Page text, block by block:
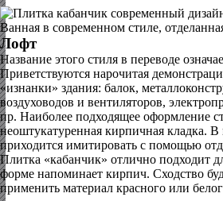
Ванная в современном стиле,
Лофт
Название этого стиля в переводе
Приветствуются нарочитая
«изнанки» здания: балок,
воздуховодов и вентиляторов,
пр. Наиболее подходящее оформление
неоштукатуренная кирпичная кладка.
приходится имитировать с помощью
Плитка «кабанчик» отлично подходит
форме напоминает кирпич. Сходство
применить материал красного или